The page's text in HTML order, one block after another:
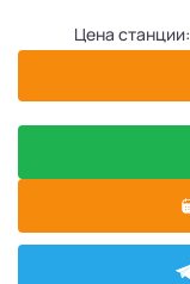
Цена станции: